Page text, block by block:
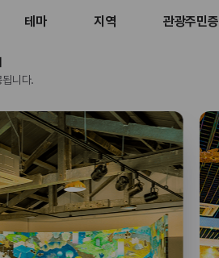
테마 지역 관광주민증
니다.